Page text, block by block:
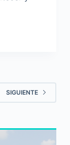
SIGUIENTE